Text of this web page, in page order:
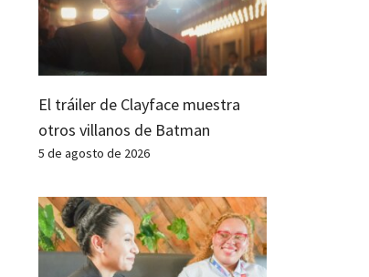
El tráiler de Clayface muestra
otros villanos de Batman
5 de agosto de 2026